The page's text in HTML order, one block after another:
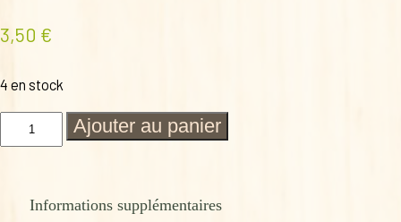
3,50 €
4 en stock
quantité
GRATTER
Ajouter au panier
Informations supplémentaires